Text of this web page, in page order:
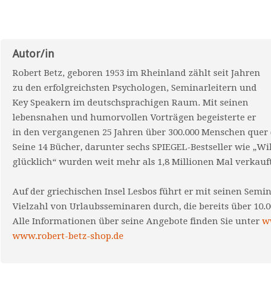
Autor/in
Robert Betz, geboren 1953 im Rheinland zählt seit Jahren
zu den erfolgreichsten Psychologen, Seminarleitern und
Key Speakern im deutschsprachigen Raum. Mit seinen
lebensnahen und humorvollen Vorträgen begeisterte er
in den vergangenen 25 Jahren über 300.000 Menschen
Seine 14 Bücher, darunter sechs SPIEGEL-Bestseller wie
glücklich“ wurden weit mehr als 1,8 Millionen Mal
Auf der griechischen Insel Lesbos führt er mit seinen
Vielzahl von Urlaubsseminaren durch, die bereits über
Alle Informationen über seine Angebote finden Sie unter
www.robert-betz-shop.de